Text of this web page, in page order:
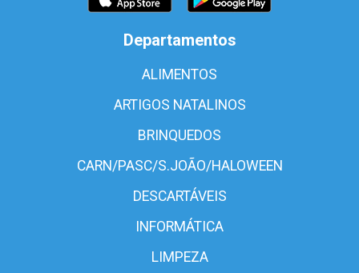
Departamentos
ALIMENTOS
ARTIGOS NATALINOS
BRINQUEDOS
CARN/PASC/S.JOÃO/HALOWEEN
DESCARTÁVEIS
INFORMÁTICA
LIMPEZA